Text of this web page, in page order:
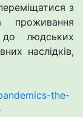
з
проживання
до людських
наслідків,
the-